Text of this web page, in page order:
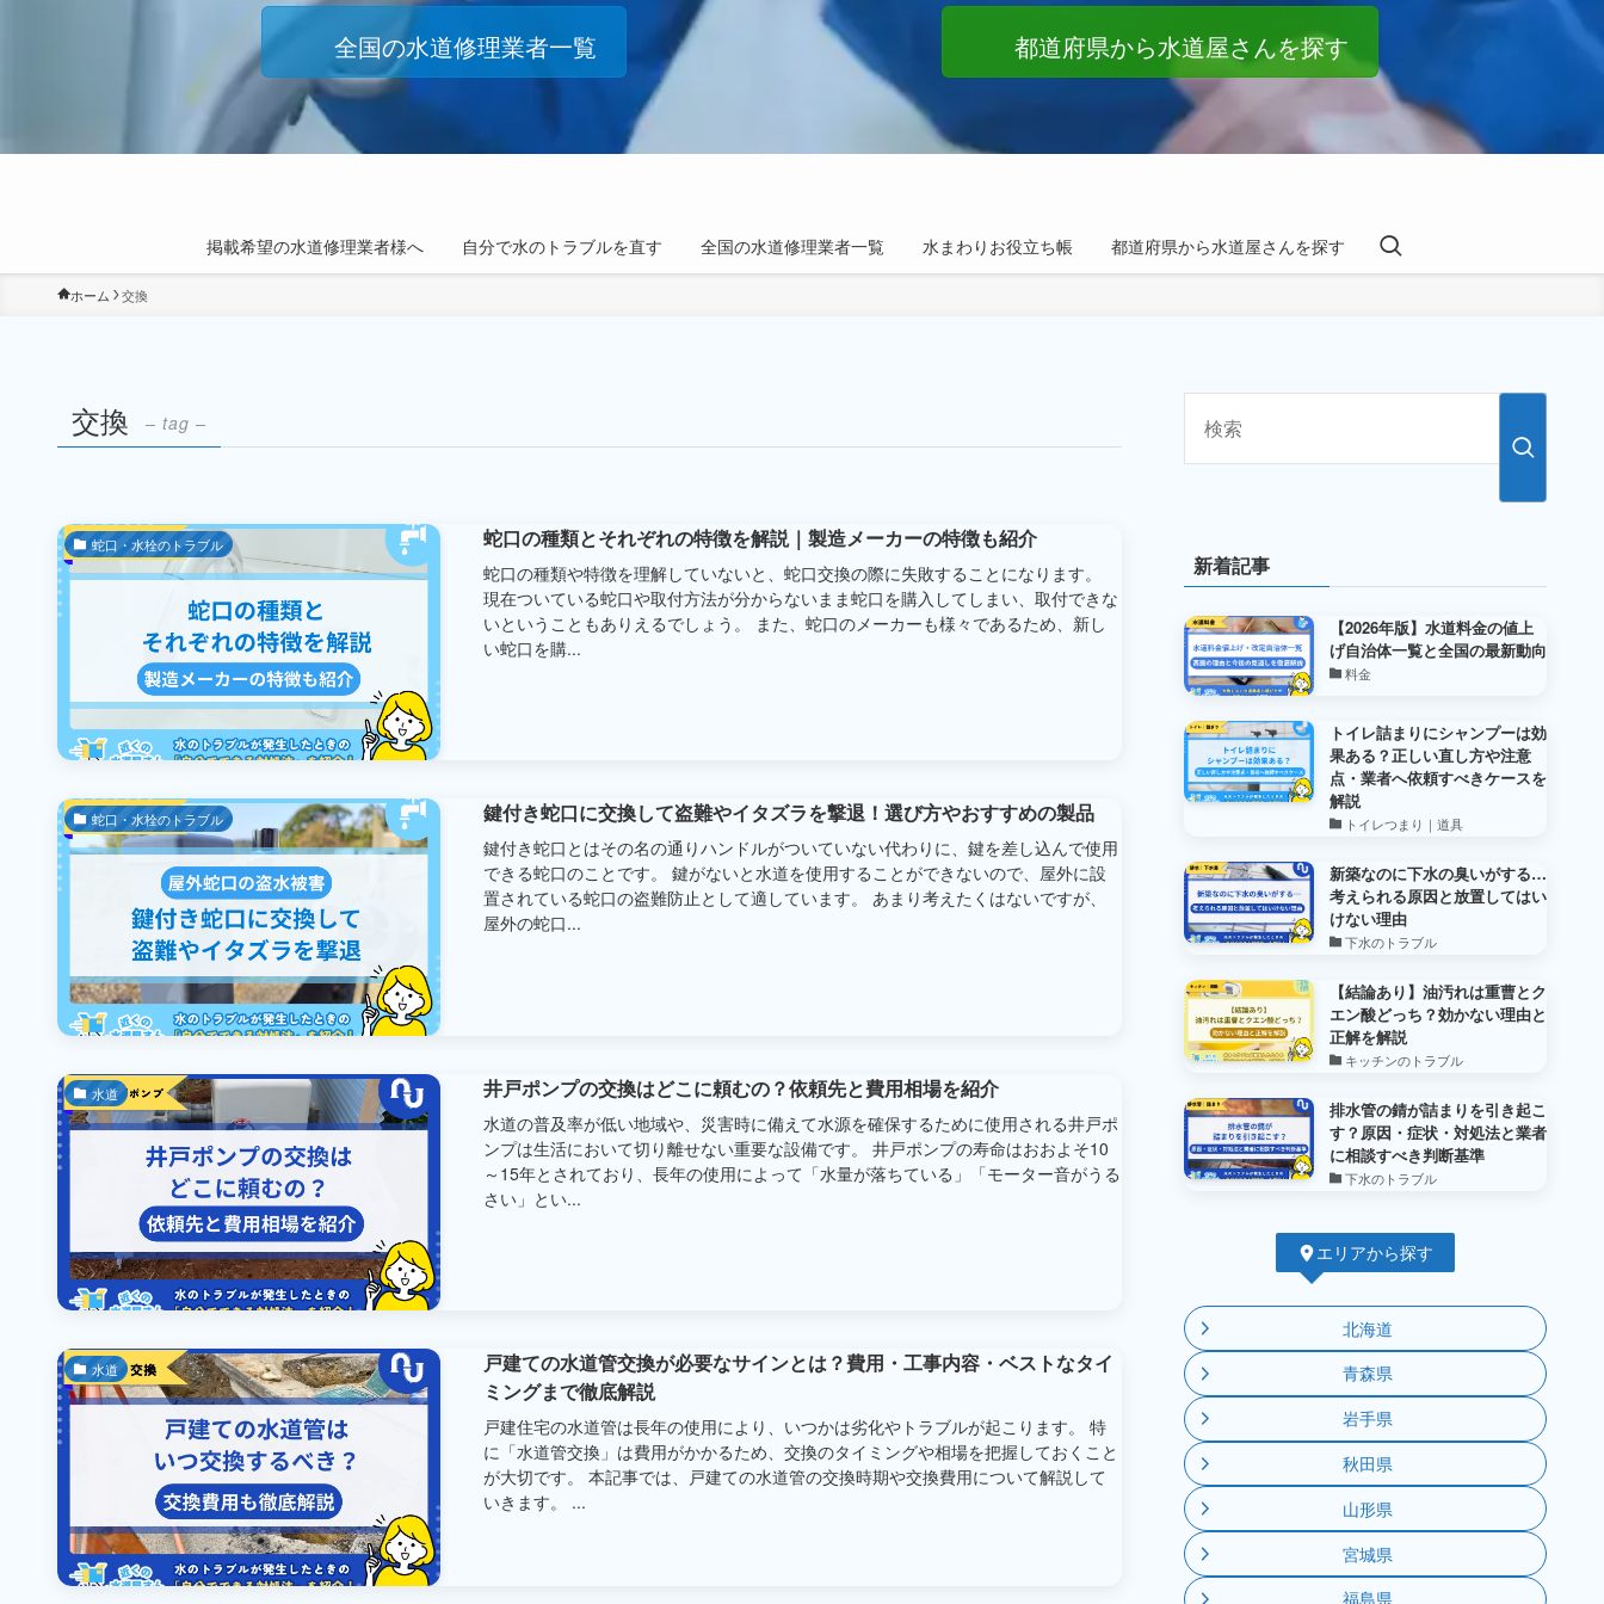
掲載希望の水道修理業者様へ 自分で水のトラブルを直す 全国の水道修理業者一覧 水まわりお役立ち帳 都道府県から水道屋さんを探す
全国の水道修理業者一覧 都道府県から水道屋さんを探す
ホーム 交換
交換 – tag –
蛇口・水栓のトラブル 蛇口の種類とそれぞれの特徴を解説｜製造メーカーの特徴も紹介
蛇口の種類や特徴を理解していないと、蛇口交換の際に失敗することになります。
現在ついている蛇口や取付方法が分からないまま蛇口を購入してしまい、取付できな
いということもありえるでしょう。 また、蛇口のメーカーも様々であるため、新し
い蛇口を購...
蛇口・水栓のトラブル 鍵付き蛇口に交換して盗難やイタズラを撃退！選び方やおすすめの製品
鍵付き蛇口とはその名の通りハンドルがついていない代わりに、鍵を差し込んで使用
できる蛇口のことです。 鍵がないと水道を使用することができないので、屋外に設
置されている蛇口の盗難防止として適しています。 あまり考えたくはないですが、
屋外の蛇口...
水道 井戸ポンプの交換はどこに頼むの？依頼先と費用相場を紹介
水道の普及率が低い地域や、災害時に備えて水源を確保するために使用される井戸ポ
ンプは生活において切り離せない重要な設備です。 井戸ポンプの寿命はおおよそ10
～15年とされており、長年の使用によって「水量が落ちている」「モーター音がうる
さい」とい...
水道
戸建ての水道管交換が必要なサインとは？費用・工事内容・ベストなタイ
ミングまで徹底解説
戸建住宅の水道管は長年の使用により、いつかは劣化やトラブルが起こります。 特
に「水道管交換」は費用がかかるため、交換のタイミングや相場を把握しておくこと
が大切です。 本記事では、戸建ての水道管の交換時期や交換費用について解説して
いきます。 ...
新着記事
【2026年版】水道料金の値上
げ自治体一覧と全国の最新動向
料金
トイレ詰まりにシャンプーは効
果ある？正しい直し方や注意
点・業者へ依頼すべきケースを
解説
トイレつまり｜道具
新築なのに下水の臭いがする…
考えられる原因と放置してはい
けない理由
下水のトラブル
【結論あり】油汚れは重曹とク
エン酸どっち？効かない理由と
正解を解説
キッチンのトラブル
排水管の錆が詰まりを引き起こ
す？原因・症状・対処法と業者
に相談すべき判断基準
下水のトラブル
エリアから探す
北海道
青森県
岩手県
秋田県
山形県
宮城県
福島県